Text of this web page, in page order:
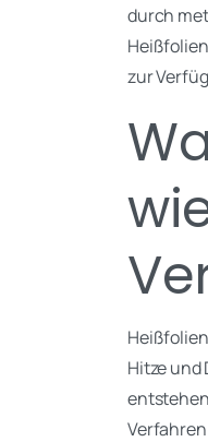
durch
zur
Hitze